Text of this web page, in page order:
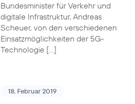
Bundesminister für Verkehr und
digitale Infrastruktur, Andreas
Scheuer, von den verschiedenen
Einsatzmöglichkeiten der 5G-
Technologie […]
18. Februar 2019